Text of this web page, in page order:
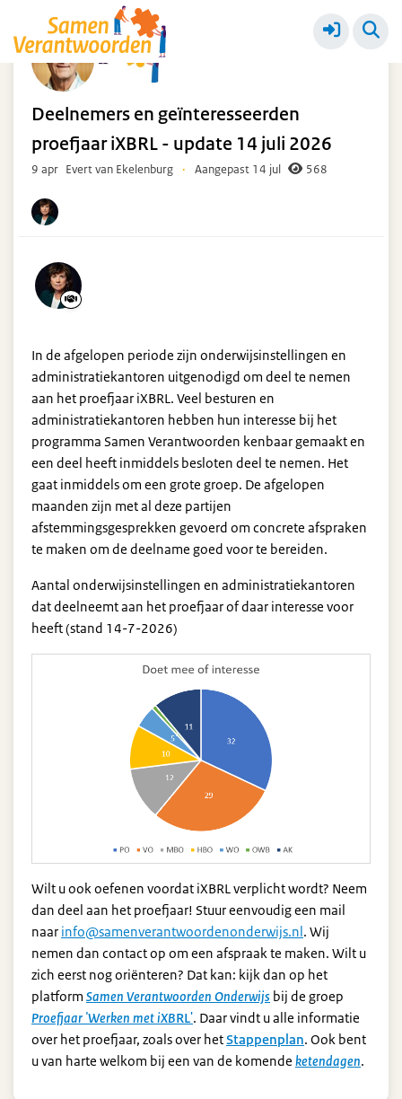
Proefjaar Meer
Deelnemers en geïnteresseerden
proefjaar iXBRL - update 14 juli 2026
9 apr Evert van Ekelenburg · Aangepast 14 jul 568
In de afgelopen periode zijn onderwijsinstellingen en
administratiekantoren uitgenodigd om deel te nemen
aan het proefjaar iXBRL. Veel besturen en
administratiekantoren hebben hun interesse bij het
programma Samen Verantwoorden kenbaar gemaakt en
een deel heeft inmiddels besloten deel te nemen. Het
gaat inmiddels om een grote groep. De afgelopen
maanden zijn met al deze partijen
afstemmingsgesprekken gevoerd om concrete afspraken
te maken om de deelname goed voor te bereiden.
Aantal onderwijsinstellingen en administratiekantoren
dat deelneemt aan het proefjaar of daar interesse voor
heeft (stand 14-7-2026)
Wilt u ook oefenen voordat iXBRL verplicht wordt? Neem
dan deel aan het proefjaar! Stuur eenvoudig een mail
naar info@samenverantwoordenonderwijs.nl . Wij
nemen dan contact op om een afspraak te maken. Wilt u
zich eerst nog oriënteren? Dat kan: kijk dan op het
platform Samen Verantwoorden Onderwijs bij de groep
Proefjaar 'Werken met iXBRL'. Daar vindt u alle informatie
over het proefjaar, zoals over hetStappenplan. Ook bent
u van harte welkom bij een van de komende ketendagen.